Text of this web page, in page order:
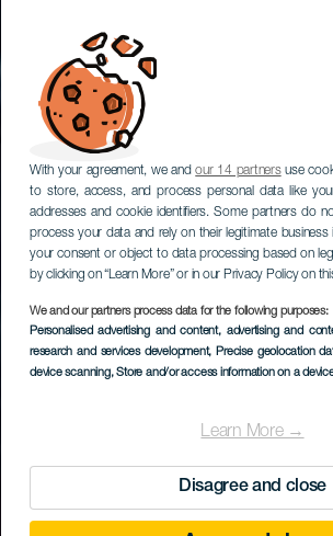
With your agreement, we andour 14 partnersuse
to store, access, and process personal data like
addresses and cookie identifiers. Some partners do
process your data and rely on their legitimate business
your consent or object to data processing based on
by clicking on “Learn More” or in our Privacy Policy on
We and our partners process data for the following purposes:
Personalised advertising and content, advertising and
research and services development, Precise geolocation
device scanning, Store and/or access information on a
Learn More →
Disagree and close